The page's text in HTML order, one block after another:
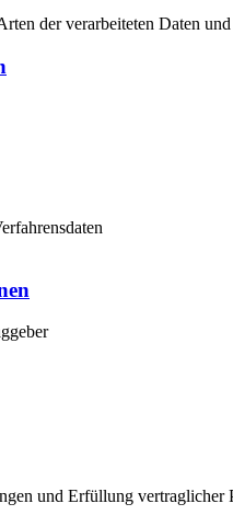
der verarbeiteten Daten
und Erfüllung vertraglicher